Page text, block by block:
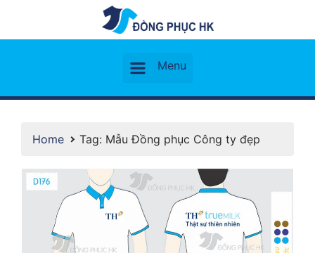
Home Tag: Mẫu Đồng phục Công ty đẹp